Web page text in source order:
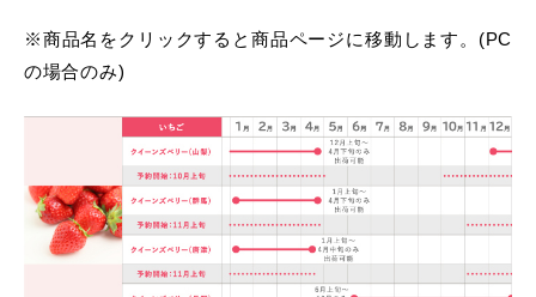
※商品名をクリックすると商品ページに移動します。(PC
の場合のみ)